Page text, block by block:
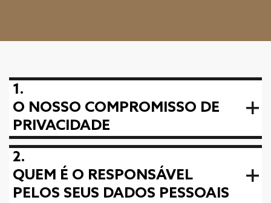
1.
O NOSSO COMPROMISSO DE
PRIVACIDADE
2.
QUEM É O RESPONSÁVEL
PELOS SEUS DADOS PESSOAIS